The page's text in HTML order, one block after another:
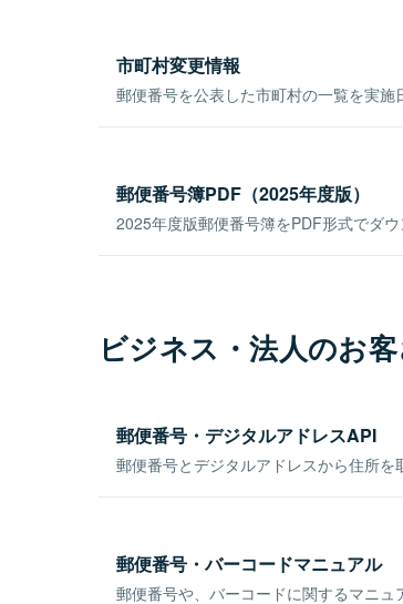
市町村変更情報
郵便番号を公表した市町村の一覧を実施
郵便番号簿PDF（2025年度版）
2025年度版郵便番号簿をPDF形式でダウ
ビジネス・法人のお
郵便番号・デジタルアドレスAPI
郵便番号とデジタルアドレスから住所を
郵便番号・バーコードマニュアル
郵便番号や、バーコードに関するマニュ